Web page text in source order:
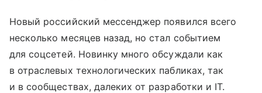
Новый российский мессенджер появился всего
несколько месяцев назад, но стал событием
для соцсетей. Новинку много обсуждали как
в отраслевых технологических пабликах, так
и в сообществах, далеких от разработки и IT.